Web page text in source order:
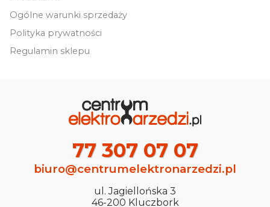
Ogólne warunki sprzedaży
Polityka prywatności
Regulamin sklepu
77 307 07 07
biuro@centrumelektronarzedzi.pl
ul. Jagiellońska 3
46-200 Kluczbork